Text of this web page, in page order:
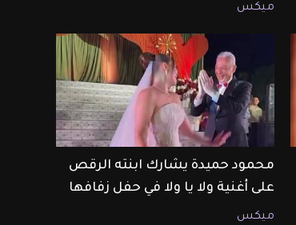
ميكس
محمود حميدة يشارك ابنته الرقص
على أغنية ولا يا ولا في حفل زفافها
ميكس